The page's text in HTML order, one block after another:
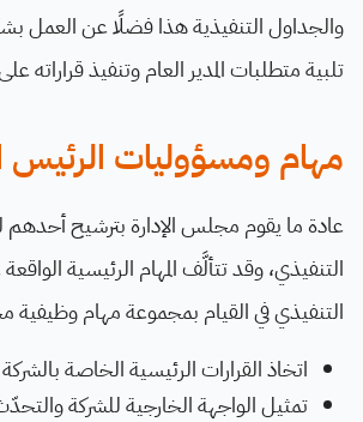
والجداول التنفيذية هذا فضلًا عن العمل
تلبية متطلبات المدير العام وتنفيذ قراراته
مهام ومسؤوليات الرئيس
عادة ما يقوم مجلس الإدارة بترشيح أحدهم
التنفيذي، وقد تتألَّف المهام الرئيسية
التنفيذي في القيام بمجموعة مهام وظيفية
اتخاذ القرارات الرئيسية الخاصة بالشركة
تمثيل الواجهة الخارجية للشركة